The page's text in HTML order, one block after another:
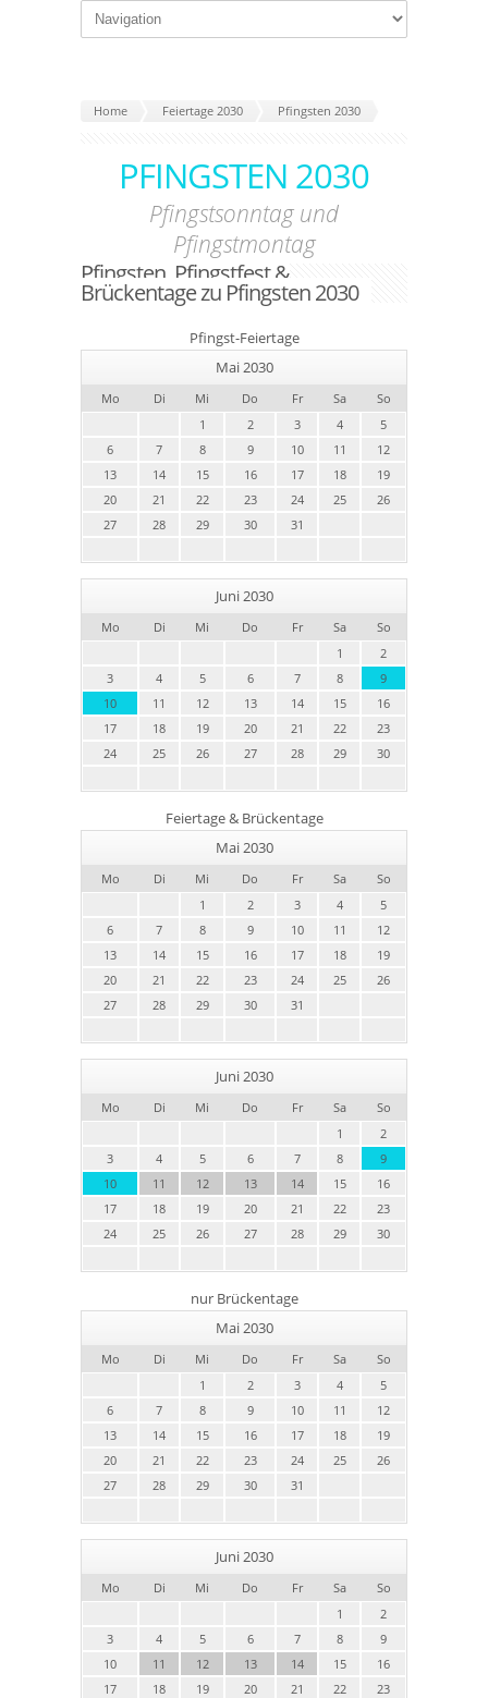
Home Feiertage 2030 Pfingsten 2030
PFINGSTEN 2030
Pfingstsonntag und
Pfingstmontag
Pfingsten, Pfingstfest &
Brückentage zu Pfingsten 2030
Pfingst-Feiertage
Mai 2030
Mo Di Mi Do Fr Sa
So
1
2 3 4
5
6
7 8 9 10 11
12
13
14 15 16 17 18
19
20
21 22 23 24 25
26
27
28 29 30 31
Juni 2030
Mo Di Mi Do Fr Sa
So
1
2
3
4 5 6 7 8
9
10
11 12 13 14 15
16
17
18 19 20 21 22
23
24
25 26 27 28 29 30
Feiertage & Brückentage
Mai 2030
Mo Di Mi Do Fr Sa
So
1
2 3 4
5
6
7 8 9 10 11
12
13
14 15 16 17 18
19
20
21 22 23 24 25
26
27
28 29 30 31
Juni 2030
Mo Di Mi Do Fr Sa
So
1
2
3
4 5 6 7 8
9
10
11 12 13 14 15
16
17
18 19 20 21 22
23
24
25 26 27 28 29 30
nur Brückentage
Mai 2030
Mo Di Mi Do Fr Sa
So
1
2 3 4
5
6
7 8 9 10 11
12
13
14 15 16 17 18
19
20
21 22 23 24 25
26
27
28 29 30 31
Juni 2030
Mo Di Mi Do Fr Sa
So
1
2
3
4 5 6 7 8
9
10
11 12 13 14 15
16
17
18 19 20 21 22
23